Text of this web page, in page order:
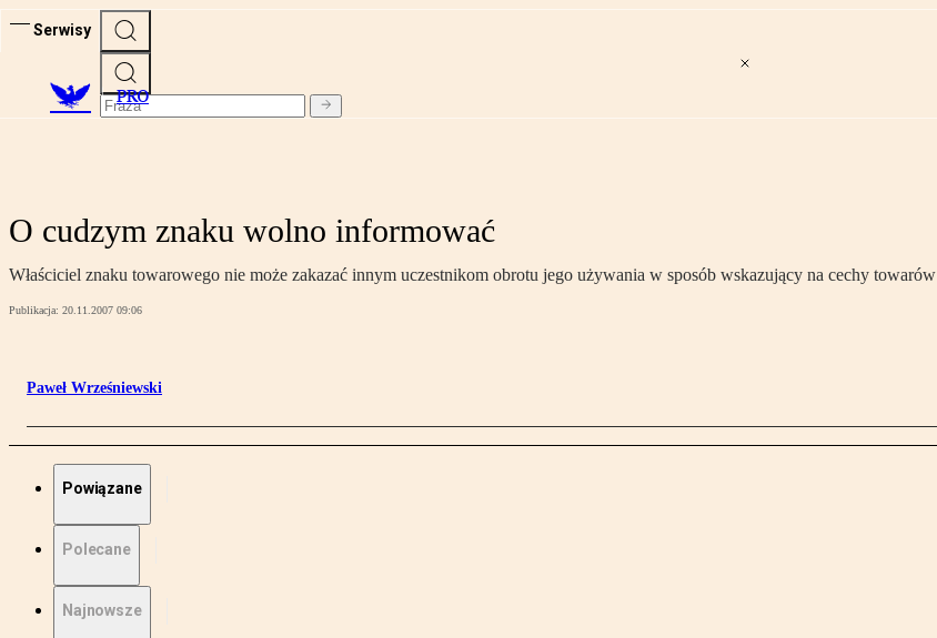
Serwisy
PRO
O cudzym znaku wolno informować
Właściciel znaku towarowego nie może zakazać innym uczestnikom obrotu jego używania w sposób wskazujący na cechy towarów
Publikacja: 20.11.2007 09:06
Paweł Wrześniewski
Powiązane
Polecane
Najnowsze